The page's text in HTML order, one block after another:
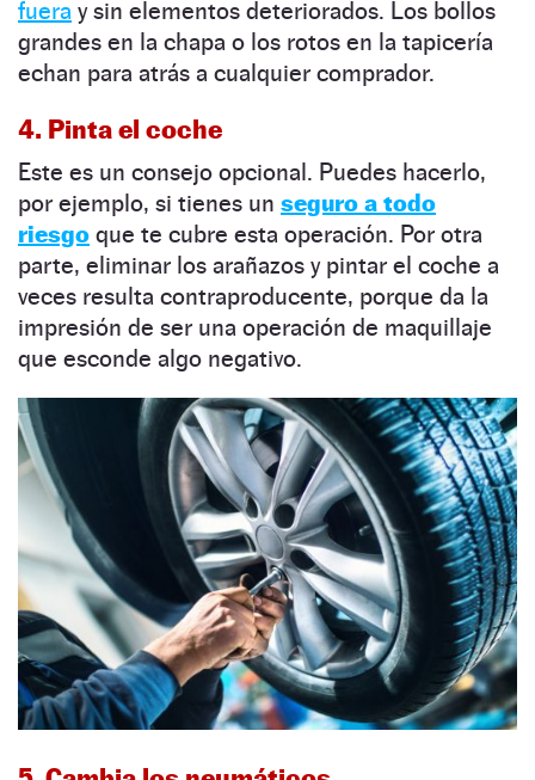
fuera y sin elementos deteriorados. Los bollos
grandes en la chapa o los rotos en la tapicería
echan para atrás a cualquier comprador.
4. Pinta el coche
Este es un consejo opcional. Puedes hacerlo,
por ejemplo, si tienes un seguro a todo
riesgo que te cubre esta operación. Por otra
parte, eliminar los arañazos y pintar el coche a
veces resulta contraproducente, porque da la
impresión de ser una operación de maquillaje
que esconde algo negativo.